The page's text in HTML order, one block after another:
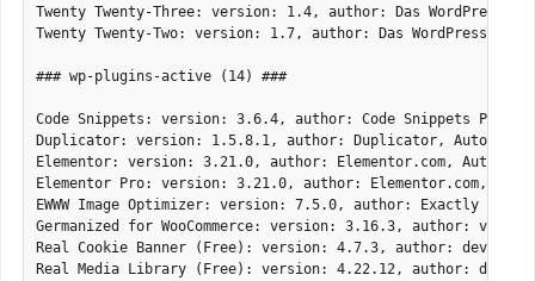
Twenty Twenty-Three: version: 1.4, author: Das WordPress-
Twenty Twenty-Two: version: 1.7, author: Das WordPress-
### wp-plugins-active (14) ###
Code Snippets: version: 3.6.4, author: Code Snippets Pro,
Duplicator: version: 1.5.8.1, author: Duplicator,
Elementor: version: 3.21.0, author: Elementor.com,
Elementor Pro: version: 3.21.0, author: Elementor.com,
EWWW Image Optimizer: version: 7.5.0, author: Exactly
Germanized for WooCommerce: version: 3.16.3, author:
Real Cookie Banner (Free): version: 4.7.3, author:
Real Media Library (Free): version: 4.22.12, author: